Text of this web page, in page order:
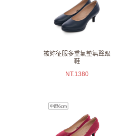
被妳征服多重氣墊無聲跟
鞋
NT.1380